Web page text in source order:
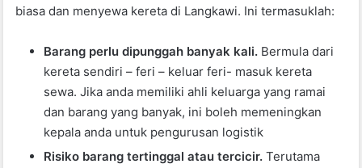
biasa dan menyewa kereta di Langkawi. Ini termasuklah:
Barang perlu dipunggah banyak kali. Bermula dari
kereta sendiri – feri – keluar feri- masuk kereta
sewa. Jika anda memiliki ahli keluarga yang ramai
dan barang yang banyak, ini boleh memeningkan
kepala anda untuk pengurusan logistik
Risiko barang tertinggal atau tercicir. Terutama